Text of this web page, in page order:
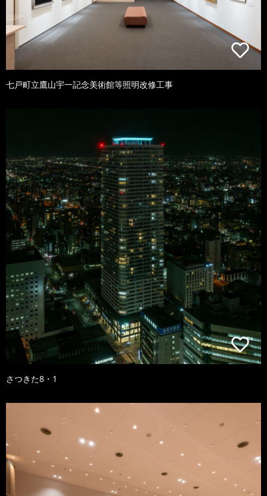
七戸町立鷹山宇一記念美術館等照明改修工事
さつきた8・1